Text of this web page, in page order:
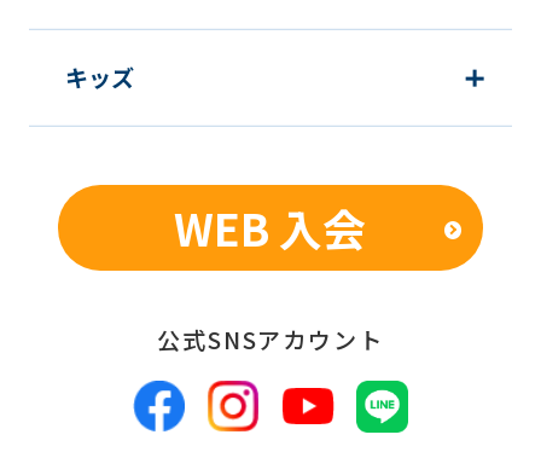
キッズ
WEB 入会
公式SNSアカウント